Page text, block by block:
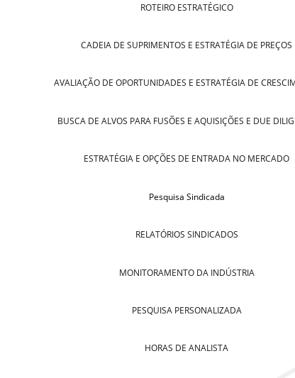
ROTEIRO ESTRATÉGICO
CADEIA DE SUPRIMENTOS E ESTRATÉGIA DE PREÇOS
AVALIAÇÃO DE OPORTUNIDADES E ESTRATÉGIA DE
BUSCA DE ALVOS PARA FUSÕES E AQUISIÇÕES E DUE
ESTRATÉGIA E OPÇÕES DE ENTRADA NO MERCADO
Pesquisa Sindicada
RELATÓRIOS SINDICADOS
MONITORAMENTO DA INDÚSTRIA
PESQUISA PERSONALIZADA
HORAS DE ANALISTA